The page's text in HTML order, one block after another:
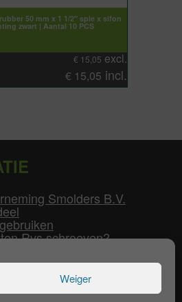
Weiger
50 mm x 1 1/2″ spie x sifon
zwart | Aantal 10 PCS
€ 15,05 excl.
€ 15,05 incl.
Smolders B.V.
Rvs schroeven?